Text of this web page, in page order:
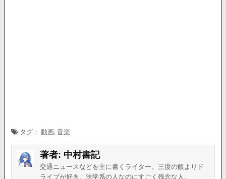
タグ：動画,音楽
著者: 中村書記
交通ニュースなどを主に書くライター。三度の飯よりド
ライブが好き。法学系の人なのにすごく残念な人。